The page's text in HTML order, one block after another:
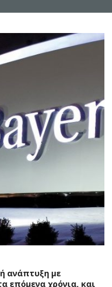
ανάπτυξη με
επόμενα χρόνια, και